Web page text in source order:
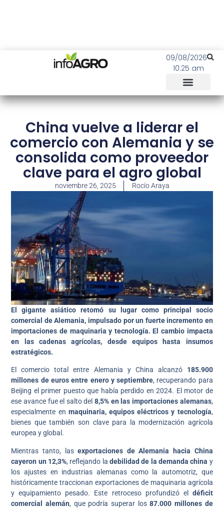
09/08/2026
10:25 am
China vuelve a liderar el
comercio con Alemania y se
consolida como proveedor
clave para el agro global
noviembre 26, 2025 Rocío Araya
El gigante asiático retomó su lugar como principal socio
comercial de Alemania, impulsado por un fuerte incremento en
importaciones de maquinaria y tecnología. El cambio impacta
en las cadenas agrícolas, desde equipos hasta insumos
estratégicos.
El comercio total entre Alemania y China alcanzó 185.900
millones de euros entre enero y septiembre, recuperando para
Beijing el primer puesto que había perdido en 2024. El motor de
ese avance fue el salto del8,5% en las importaciones alemanas,
especialmente en maquinaria, equipos eléctricos y tecnología,
bienes que también son clave para la modernización agrícola
europea y global.
Mientras tanto, lasexportaciones de Alemania hacia China
cayeron un 12,3%, reflejando ladebilidad de la demanda china y
los ajustes en industrias alemanas como la automotriz, que
históricamente traccionan exportaciones de maquinaria agrícola
y equipamiento pesado. Este retroceso profundizó el déficit
comercial alemán, que podría superar los87.000 millones de